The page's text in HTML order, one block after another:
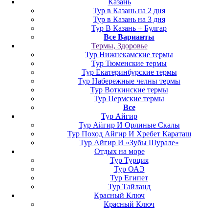
Казань
Тур в Казань на 2 дня
Тур в Казань на 3 дня
Тур В Казань + Булгар
Все Варианты
Термы, Здоровье
Тур Нижнекамские термы
Тур Тюменские термы
Тур Екатеринбурские термы
Тур Набережные челны термы
Тур Воткинские термы
Тур Пермские термы
Все
Тур Айгир
Тур Айгир И Орлиные Скалы
Тур Поход Айгир И Хребет Караташ
Тур Айгир И «Зубы Шурале»
Отдых на море
Тур Турция
Тур ОАЭ
Тур Египет
Тур Тайланд
Красный Ключ
Красный Ключ